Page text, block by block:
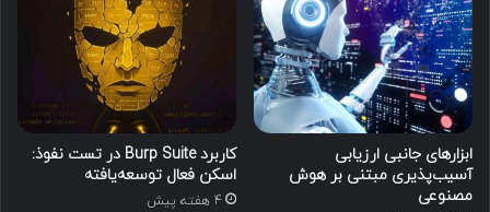
ابزارهای جانبی ارزیابی
آسیب‌پذیری مبتنی بر هوش
مصنوعی
کاربرد Burp Suite در تست نفوذ:
اسکن فعال توسعه‌یافته
4 هفته پیش